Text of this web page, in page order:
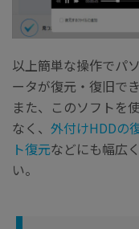
以上簡単な操作でパ
ータが復元・復旧でき
また、このソフトを
なく、 外付けHDDの
ト復元などにも幅広
い。